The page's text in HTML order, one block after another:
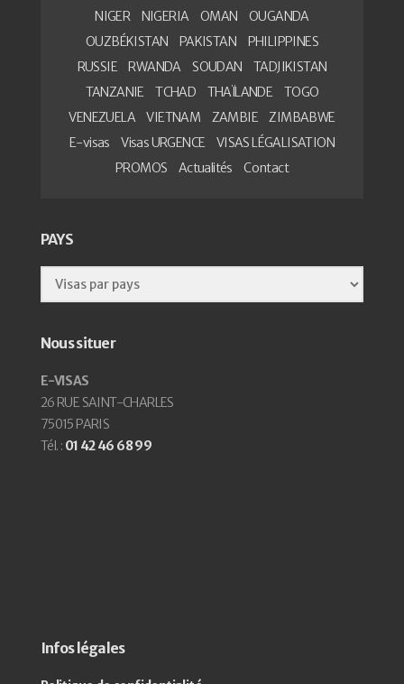
NIGER
NIGERIA OMAN
OUGANDA
OUZBÉKISTAN
PAKISTAN
PHILIPPINES
RUSSIE
RWANDA SOUDAN
TADJIKISTAN
TANZANIE
TCHAD THAÏLANDE
TOGO
VENEZUELA
VIETNAM ZAMBIE
ZIMBABWE
E-visas
Visas URGENCE
VISAS LÉGALISATION
PROMOS
Actualités Contact
PAYS
Nous situer
E-VISAS
26 RUE SAINT-CHARLES
75015 PARIS
Tél. : 01 42 46 68 99
Infos légales